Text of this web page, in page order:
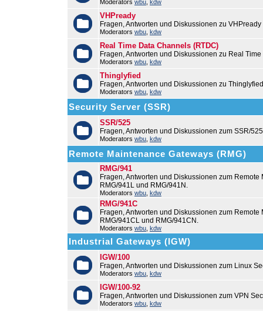
Moderators wbu kdw
VHPready
Fragen, Antworten und Diskussionen zu VHPready
Moderators wbu kdw
Real Time Data Channels (RTDC)
Fragen, Antworten und Diskussionen zu Real
Moderators wbu kdw
Thinglyfied
Fragen, Antworten und Diskussionen zu Thinglyfied
Moderators wbu kdw
Security Server (SSR)
SSR/525
Fragen, Antworten und Diskussionen zum SSR/525
Moderators wbu kdw
Remote Maintenance Gateways (RMG)
RMG/941
Fragen, Antworten und Diskussionen zum
RMG/941L und RMG/941N.
Moderators wbu kdw
RMG/941C
Fragen, Antworten und Diskussionen zum
RMG/941CL und RMG/941CN.
Moderators wbu kdw
Industrial Gateways (IGW)
IGW/100
Fragen, Antworten und Diskussionen zum Linux
Moderators wbu kdw
IGW/100-92
Fragen, Antworten und Diskussionen zum VPN
Moderators wbu kdw